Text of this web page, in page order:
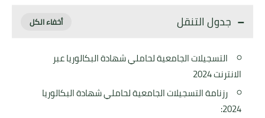
جدول التنقل
التسجيلات الجامعية لحاملي شهادة البكالوريا عبر
الانترنت 2024
رزنامة التسجيلات الجامعية لحاملي شهادة البكالوريا
2024: